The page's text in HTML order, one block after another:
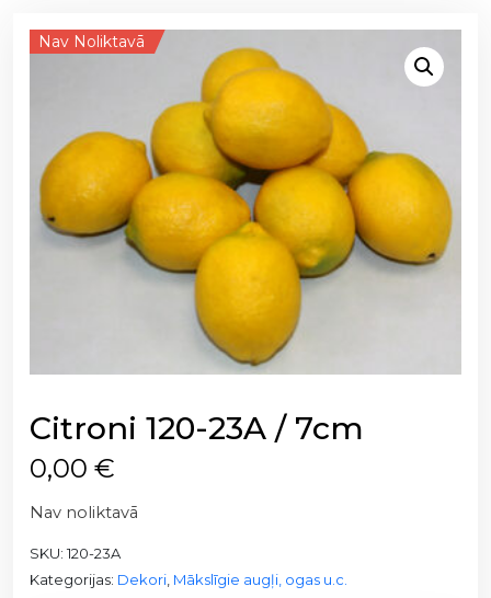
Nav Noliktavā
Citroni 120-23A / 7cm
0,00 €
Nav noliktavā
SKU: 120-23A
Kategorijas: Dekori Mākslīgie augļi, ogas u.c.